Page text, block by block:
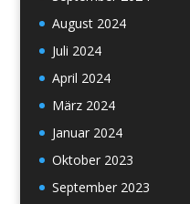
August 2024
Juli 2024
April 2024
März 2024
Januar 2024
Oktober 2023
September 2023